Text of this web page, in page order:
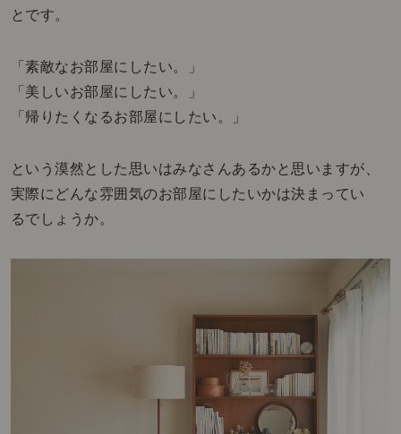
とです。
「素敵なお部屋にしたい。」
「美しいお部屋にしたい。」
「帰りたくなるお部屋にしたい。」
という漠然とした思いはみなさんあるかと思いますが、
実際にどんな雰囲気のお部屋にしたいかは決まってい
るでしょうか。